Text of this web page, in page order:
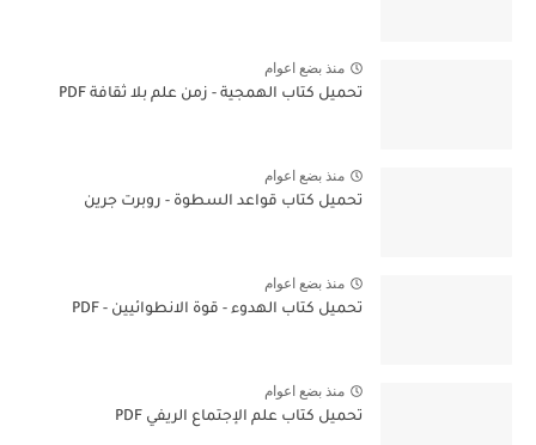
منذ بضع اعوام
تحميل كتاب الهمجية - زمن علم بلا ثقافة PDF
منذ بضع اعوام
تحميل كتاب قواعد السطوة - روبرت جرين
منذ بضع اعوام
تحميل كتاب الهدوء - قوة الانطوائيين - PDF
منذ بضع اعوام
تحميل كتاب علم الإجتماع الريفي PDF